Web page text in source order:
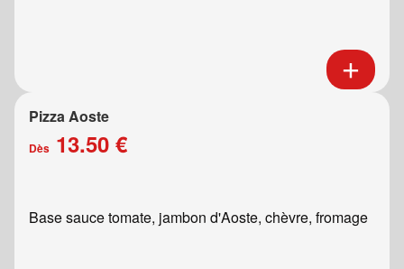
Pizza Aoste
Dès 13.50 €
Base sauce tomate, jambon d'Aoste, chèvre, fromage